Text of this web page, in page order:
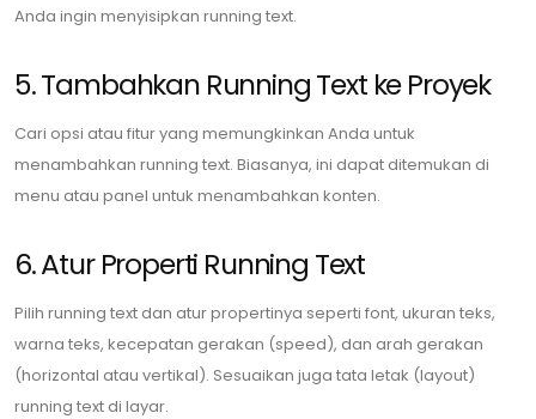
Anda ingin menyisipkan running text.
5. Tambahkan Running Text ke Proyek
Cari opsi atau fitur yang memungkinkan Anda untuk
menambahkan running text. Biasanya, ini dapat ditemukan di
menu atau panel untuk menambahkan konten.
6. Atur Properti Running Text
Pilih running text dan atur propertinya seperti font, ukuran teks,
warna teks, kecepatan gerakan (speed), dan arah gerakan
(horizontal atau vertikal). Sesuaikan juga tata letak (layout)
running text di layar.